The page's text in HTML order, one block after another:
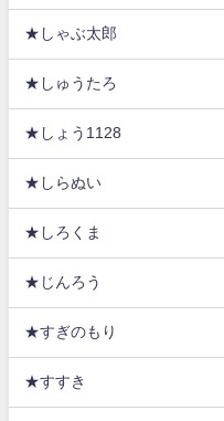
★しゃぶ太郎
★しゅうたろ
★しょう1128
★しらぬい
★しろくま
★じんろう
★すぎのもり
★すすき